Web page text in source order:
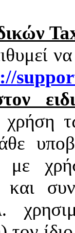
να
://
χρήση
με